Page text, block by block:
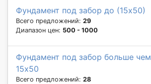
Фундамент под забор до (15х50)
Всего предложений: 29
Диапазон цен: 500 - 1000
Фундамент под забор больше чем
15х50
Всего предложений: 28